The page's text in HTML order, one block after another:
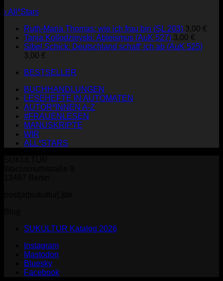
› All*Stars
Ruth-Maria Thomas: wie ich frau bin (SL 203) 3,00 €
Tanja Kollodzieyski: Ableismus (AuK 527) 3,00 €
Sibel Schick: Deutschland schaff' ich ab (AuK 525)
3,00 €
BESTSELLER
BUCHHANDLUNGEN
LESEHEFTE IN AUTOMATEN
AUTOR*INNEN A-Z
#FRAUENLESEN
MANUSKRIPTE
WIR
ALL*STARS
SUKULTUR Katalog 2026
Instagram
Mastodon
Bluesky
Facebook